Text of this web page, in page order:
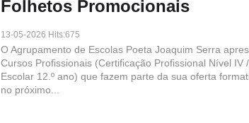
Folhetos Promocionais
13-05-2026 Hits:675
O Agrupamento de Escolas Poeta Joaquim Serra
Cursos Profissionais (Certificação Profissional Nível IV
Escolar 12.º ano) que fazem parte da sua oferta
no próximo...